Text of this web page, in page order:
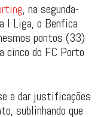
, na segunda-
I Liga, o Benfica
pontos (33)
cinco do FC Porto
a dar justificações
sublinhando que